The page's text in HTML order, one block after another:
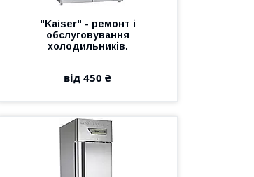
"Kaiser" - ремонт і
обслуговування
холодильників.
від 450 ₴